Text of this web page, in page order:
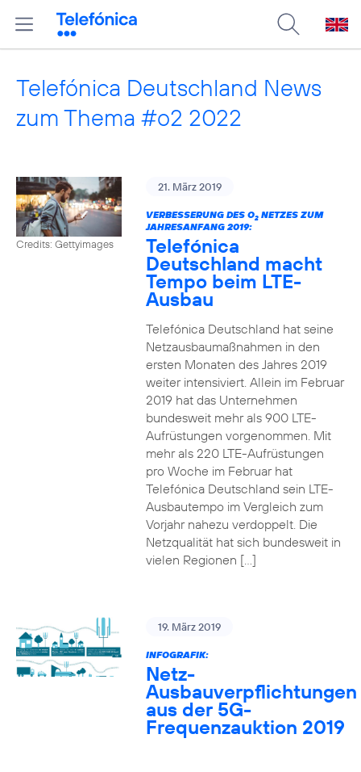
Telefónica Deutschland News
zum Thema #o2 2022
Credits: Gettyimages
21. März 2019
VERBESSERUNG DES O2NETZES ZUM
JAHRESANFANG 2019:
Telefónica
Deutschland macht
Tempo beim LTE-
Ausbau
Telefónica Deutschland hat seine
Netzausbaumaßnahmen in den
ersten Monaten des Jahres 2019
weiter intensiviert. Allein im Februar
2019 hat das Unternehmen
bundesweit mehr als 900 LTE-
Aufrüstungen vorgenommen. Mit
mehr als 220 LTE-Aufrüstungen
pro Woche im Februar hat
Telefónica Deutschland sein LTE-
Ausbautempo im Vergleich zum
Vorjahr nahezu verdoppelt. Die
Netzqualität hat sich bundesweit in
vielen Regionen […]
19. März 2019
INFOGRAFIK:
Netz-
Ausbauverpflichtungen
aus der 5G-
Frequenzauktion 2019